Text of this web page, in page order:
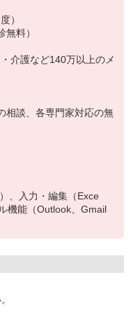
）
料）
介護など140万以上のメ
相談、各専門家対応の無
、入力・編集（Exce
機能（Outlook、Gmail
。